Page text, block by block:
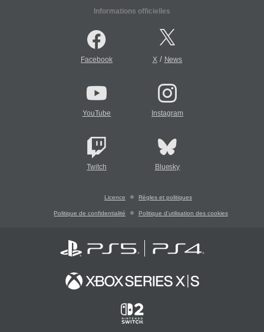
Informations officielles
Facebook X/ News
YouTube Instagram
Twitch Bluesky
Licence Règles et politiques
Politique de confidentialité Politique d'utilisation des cookies